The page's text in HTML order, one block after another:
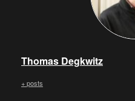
Thomas Degkwitz
+ posts